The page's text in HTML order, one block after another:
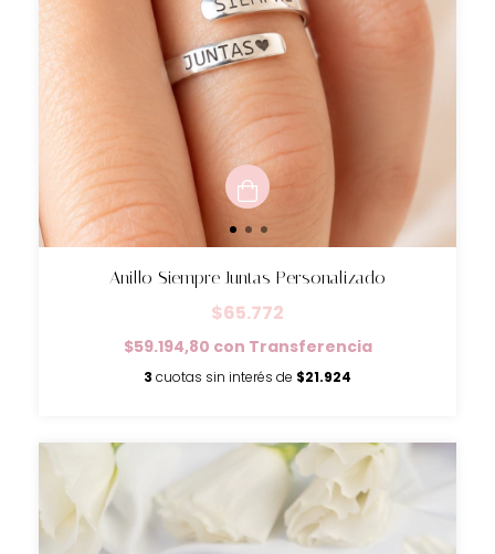
Anillo Siempre Juntas Personalizado
$65.772
$59.194,80 con Transferencia
3 cuotas sin interés de $21.924